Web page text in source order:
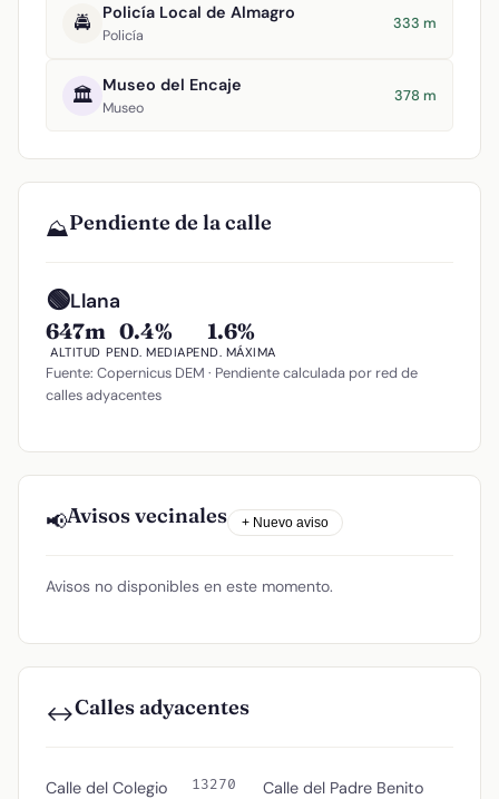
🚔 Policía Local de Almagro
Policía
333 m
🏛️ Museo del Encaje
Museo
378 m
⛰️Pendiente de la calle
🟢Llana
647m
ALTITUD
0.4%
PEND. MEDIA
1.6%
PEND. MÁXIMA
Fuente: Copernicus DEM · Pendiente calculada por red de
calles adyacentes
📢Avisos vecinales + Nuevo aviso
Avisos no disponibles en este momento.
↔️Calles adyacentes
Calle del Colegio 13270 Calle del Padre Benito